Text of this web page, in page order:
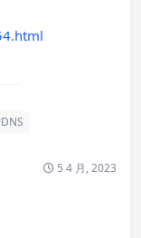
5 4 月, 2023